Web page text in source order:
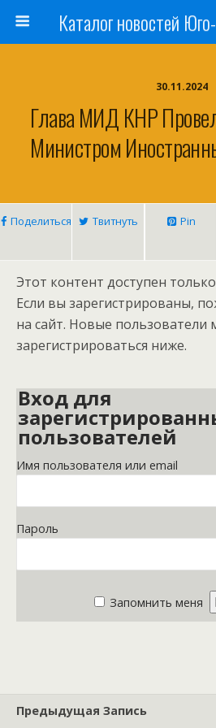
30.11.2024
Глава МИД КНР
Министром
Поделиться Твитнуть Pin
Этот контент доступен
Если вы зарегистрированы,
на сайт. Новые пользователи
зарегистрироваться ниже.
Вход для
пользователей
Имя пользователя или email
Пароль
Запомнить меня
Предыдущая Запись